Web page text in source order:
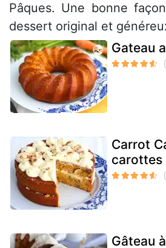
Pâques. Une bonne
dessert original et
Gateau
Carrot
carottes
Gâteau